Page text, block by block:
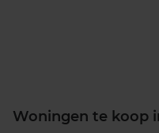
Woningen te koop